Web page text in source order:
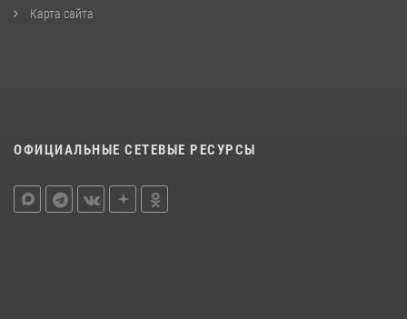
Карта сайта
ОФИЦИАЛЬНЫЕ СЕТЕВЫЕ РЕСУРСЫ